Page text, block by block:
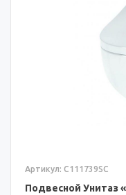
Артикул: C111739SC
Подвесной Унитаз